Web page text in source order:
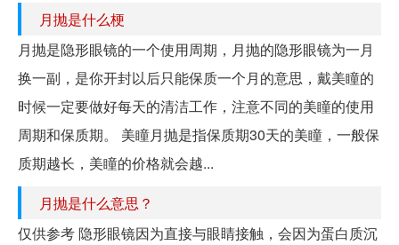
月抛是什么梗
月抛是隐形眼镜的一个使用周期，月抛的隐形眼镜为一月
换一副，是你开封以后只能保质一个月的意思，戴美瞳的
时候一定要做好每天的清洁工作，注意不同的美瞳的使用
周期和保质期。 美瞳月抛是指保质期30天的美瞳，一般保
质期越长，美瞳的价格就会越...
月抛是什么意思？
仅供参考 隐形眼镜因为直接与眼睛接触，会因为蛋白质沉